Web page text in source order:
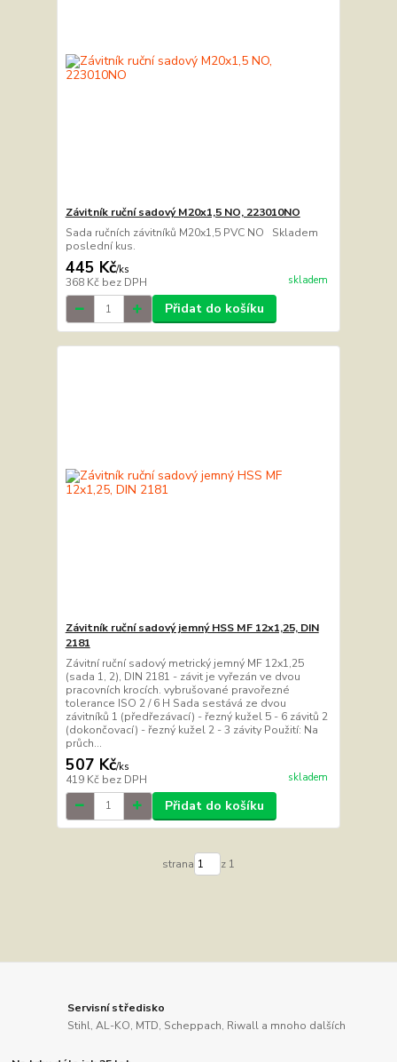
Závitník ruční sadový M20x1,5 NO, 223010NO
Sada ručních závitníků M20x1,5 PVC NO Skladem
poslední kus.
445 Kč/ks
368 Kč bez DPH skladem
Přidat do košíku
Závitník ruční sadový jemný HSS MF 12x1,25, DIN
2181
Závitní ruční sadový metrický jemný MF 12x1,25
(sada 1, 2), DIN 2181 - závit je vyřezán ve dvou
pracovních krocích. vybrušované pravořezné
tolerance ISO 2 / 6 H Sada sestává ze dvou
závitníků 1 (předřezávací) - řezný kužel 5 - 6 závitů 2
(dokončovací) - řezný kužel 2 - 3 závity Použití: Na
průch...
507 Kč/ks
419 Kč bez DPH skladem
Přidat do košíku
strana z 1
Servisní středisko
Stihl, AL-KO, MTD, Scheppach, Riwall a mnoho dalších